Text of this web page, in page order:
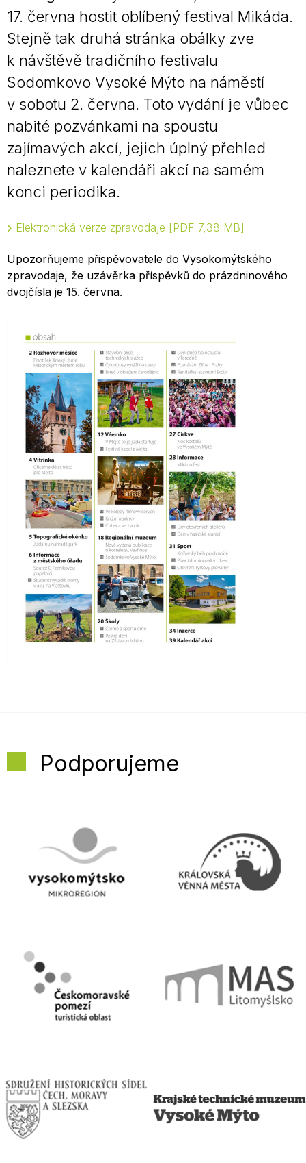
17. června hostit oblíbený festival Mikáda.
Stejně tak druhá stránka obálky zve
k návštěvě tradičního festivalu
Sodomkovo Vysoké Mýto na náměstí
v sobotu 2. června. Toto vydání je vůbec
nabité pozvánkami na spoustu
zajímavých akcí, jejich úplný přehled
naleznete v kalendáři akcí na samém
konci periodika.
Elektronická verze zpravodaje PDF 7,38 MB
Upozorňujeme přispěvovatele do Vysokomýtského
zpravodaje, že uzávěrka příspěvků do prázdninového
dvojčísla je 15. června.
Podporujeme